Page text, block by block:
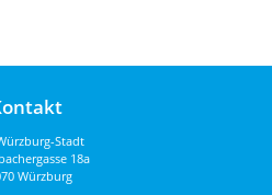
Stadt
18a
Würzburg